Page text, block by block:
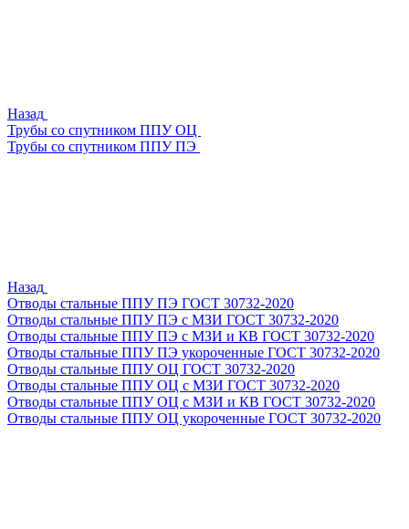
Назад
Трубы со спутником ППУ ОЦ
Трубы со спутником ППУ ПЭ
Назад
Отводы стальные ППУ ПЭ ГОСТ 30732-2020
Отводы стальные ППУ ПЭ с МЗИ ГОСТ 30732-2020
Отводы стальные ППУ ПЭ с МЗИ и КВ ГОСТ 30732-2020
Отводы стальные ППУ ПЭ укороченные ГОСТ 30732-2020
Отводы стальные ППУ ОЦ ГОСТ 30732-2020
Отводы стальные ППУ ОЦ с МЗИ ГОСТ 30732-2020
Отводы стальные ППУ ОЦ с МЗИ и КВ ГОСТ 30732-2020
Отводы стальные ППУ ОЦ укороченные ГОСТ 30732-2020